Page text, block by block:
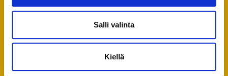
Salli valinta
Kiellä